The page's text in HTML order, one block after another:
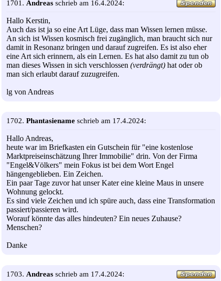
1701. Andreas schrieb am 16.4.2024:
Hallo Kerstin,
Auch das ist ja so eine Art Lüge, dass man Wissen lernen müsse.
An sich ist Wissen kosmisch frei zugänglich, man braucht sich nur
damit in Resonanz bringen und darauf zugreifen. Es ist also eher
eine Art sich erinnern, als ein Lernen. Es hat also damit zu tun ob
man dieses Wissen in sich verschlossen (verdrängt) hat oder ob
man sich erlaubt darauf zuzugreifen.
lg von Andreas
1702. Phantasiename schrieb am 17.4.2024:
Hallo Andreas,
heute war im Briefkasten ein Gutschein für "eine kostenlose
Marktpreiseinschätzung Ihrer Immobilie" drin. Von der Firma
"Engel&Völkers" mein Fokus ist bei dem Wort Engel
hängengeblieben. Ein Zeichen.
Ein paar Tage zuvor hat unser Kater eine kleine Maus in unsere
Wohnung gelockt.
Es sind viele Zeichen und ich spüre auch, dass eine Transformation
passiert/passieren wird.
Worauf könnte das alles hindeuten? Ein neues Zuhause?
Menschen?
Danke
1703. Andreas schrieb am 17.4.2024: